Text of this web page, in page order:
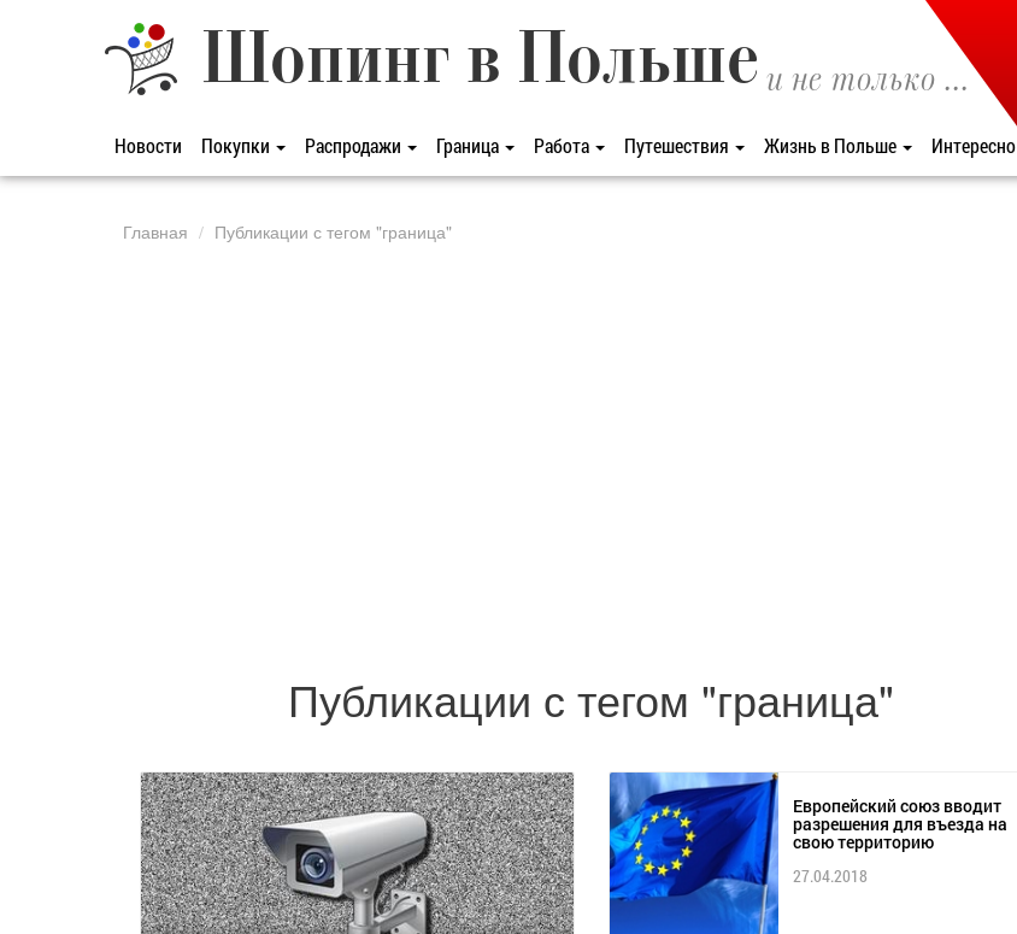
Шопинг в Польше и не только ...
Новости Покупки Распродажи Граница Работа Путешествия Жизнь в Польше Интересно
Главная Публикации с тегом "граница"
Публикации с тегом "граница"
Европейский союз вводит
разрешения для въезда на
свою территорию
27.04.2018